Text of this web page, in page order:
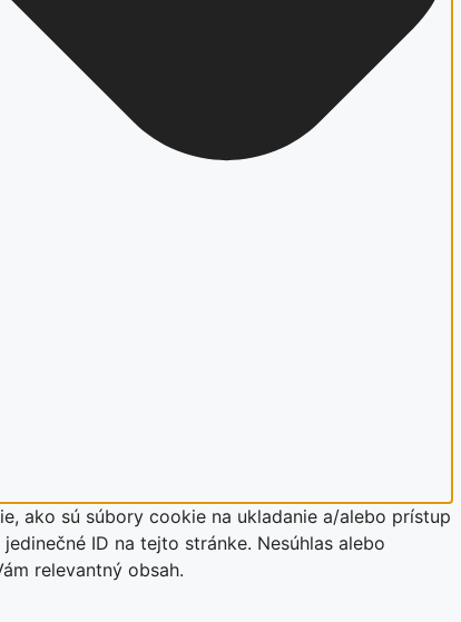
ako sú súbory cookie na ukladanie a/alebo prístup
ID na tejto stránke. Nesúhlas alebo
relevantný obsah.